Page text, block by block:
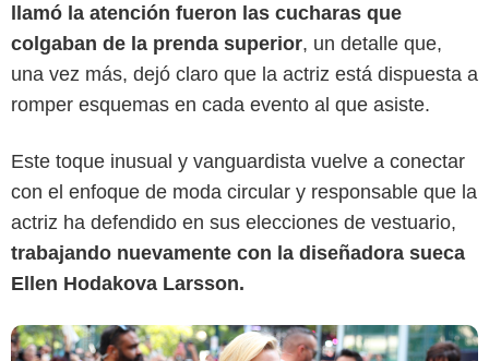
llamó la atención fueron las cucharas que
colgaban de la prenda superior, un detalle que,
una vez más, dejó claro que la actriz está dispuesta a
romper esquemas en cada evento al que asiste.
Este toque inusual y vanguardista vuelve a conectar
con el enfoque de moda circular y responsable que la
actriz ha defendido en sus elecciones de vestuario,
trabajando nuevamente con la diseñadora sueca
Ellen Hodakova Larsson.
Uriel Linares / Sensacine Latam